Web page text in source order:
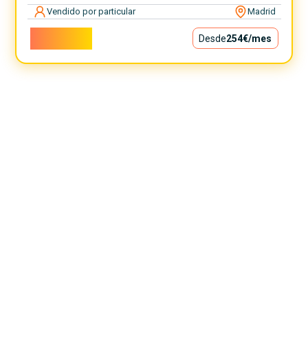
Vendido por particular Madrid
Desde254€/mes